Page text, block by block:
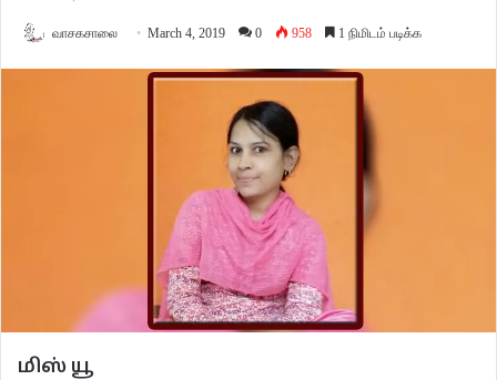
வாசகசாலை March 4, 2019 0 958 1 நிமிடம் படிக்க
மிஸ் யூ